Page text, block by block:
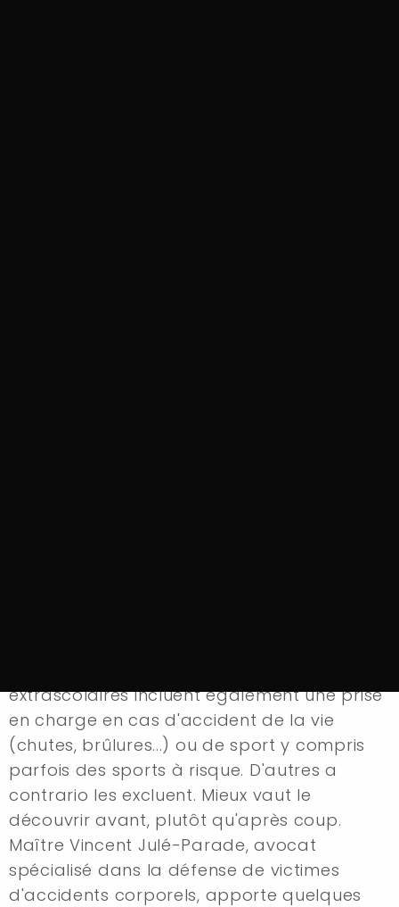
extrascolaires incluent également une prise
en charge en cas d'accident de la vie
(chutes, brûlures...) ou de sport y compris
parfois des sports à risque. D'autres a
contrario les excluent. Mieux vaut le
découvrir avant, plutôt qu'après coup.
Maître Vincent Julé-Parade, avocat
spécialisé dans la défense de victimes
d'accidents corporels, apporte quelques